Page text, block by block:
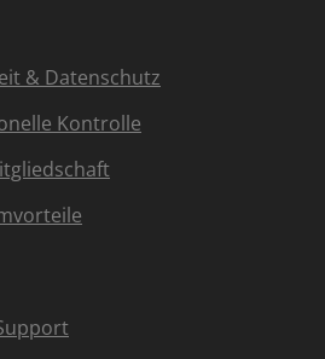
& Datenschutz
Kontrolle